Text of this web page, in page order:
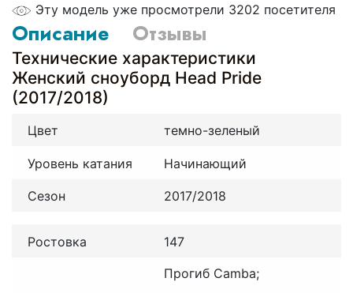
Эту модель уже просмотрели 3202 посетителя
Описание Отзывы
Технические характеристики
Женский сноуборд Head Pride
(2017/2018)
Цвет темно-зеленый
Уровень катания Начинающий
Сезон 2017/2018
Ростовка 147
Прогиб Camba;